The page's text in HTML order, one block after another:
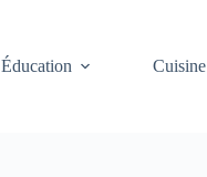
Éducation Cuisine